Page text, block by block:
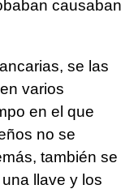
causaban
se las
varios
en el que
no se
también se
llave y los